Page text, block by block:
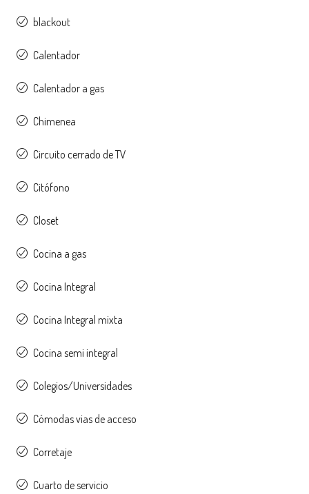
blackout
Calentador
Calentador a gas
Chimenea
Circuito cerrado de TV
Citófono
Closet
Cocina a gas
Cocina Integral
Cocina Integral mixta
Cocina semi integral
Colegios/Universidades
Cómodas vias de acceso
Corretaje
Cuarto de servicio